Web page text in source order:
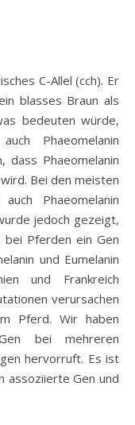
C-Allel (cch). Er
blasses Braun als
bedeuten würde,
Phaeomelanin
dass Phaeomelanin
Bei den meisten
Phaeomelanin
jedoch gezeigt,
bei Pferden ein Gen
und Eumelanin
und Frankreich
verursachen
Pferd. Wir haben
bei mehreren
hervorruft. Es ist
assoziierte Gen und